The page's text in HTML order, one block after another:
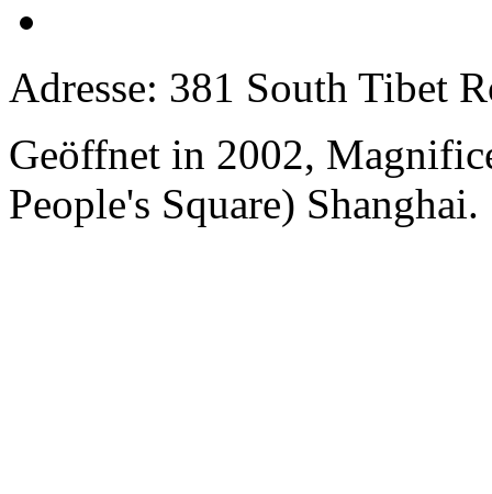
Adresse: 381 South Tibet
Geöffnet in 2002,
People's Square) Shanghai.